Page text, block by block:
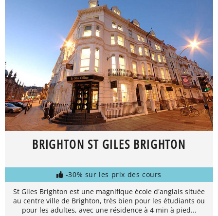
BRIGHTON ST GILES BRIGHTON
-30% sur les prix des cours
St Giles Brighton est une magnifique école d'anglais située
au centre ville de Brighton, très bien pour les étudiants ou
pour les adultes, avec une résidence à 4 min à pied...